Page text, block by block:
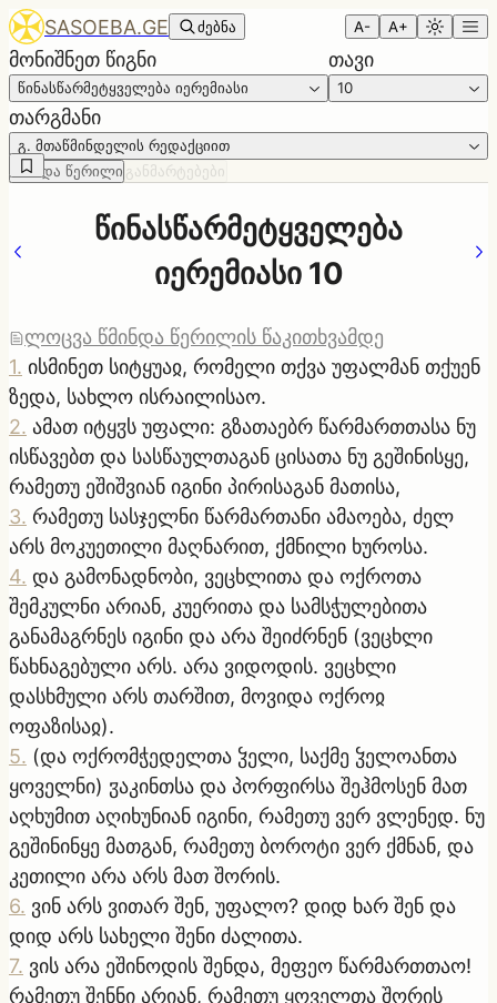
SASOEBA.GE ძებნა A- A+
მონიშნეთ წიგნი
წინასწარმეტყველება იერემიასი
თავი
10
თარგმანი
გ. მთაწმინდელის რედაქციით
წმინდა წერილი განმარტებები
წინასწარმეტყველება
იერემიასი 10
ლოცვა წმინდა წერილის წაკითხვამდე
1. ისმინეთ სიტყუაჲ, რომელი თქვა უფალმან თქუენ
ზედა, სახლო ისრაილისაო.
2. ამათ იტყჳს უფალი: გზათაებრ წარმართთასა ნუ
ისწავებთ და სასწაულთაგან ცისათა ნუ გეშინისყე,
რამეთუ ეშიშვიან იგინი პირისაგან მათისა,
3. რამეთუ სასჯელნი წარმართანი ამაოება, ძელ
არს მოკუეთილი მაღნარით, ქმნილი ხუროსა.
4. და გამონადნობი, ვეცხლითა და ოქროთა
შემკულნი არიან, კუერითა და სამსჭულებითა
განამაგრნეს იგინი და არა შეიძრნენ (ვეცხლი
წახნაგებული არს. არა ვიდოდის. ვეცხლი
დასხმული არს თარშით, მოვიდა ოქროჲ
ოფაზისაჲ).
5. (და ოქრომჭედელთა ჴელი, საქმე ჴელოანთა
ყოველნი) ჳაკინთსა და პორფირსა შეჰმოსენ მათ
აღხუმით აღიხუნიან იგინი, რამეთუ ვერ ვლენედ. ნუ
გეშინინყე მათგან, რამეთუ ბოროტი ვერ ქმნან, და
კეთილი არა არს მათ შორის.
6. ვინ არს ვითარ შენ, უფალო? დიდ ხარ შენ და
დიდ არს სახელი შენი ძალითა.
7. ვის არა ეშინოდის შენდა, მეფეო წარმართთაო!
რამეთუ შენნი არიან, რამეთუ ყოველთა შორის